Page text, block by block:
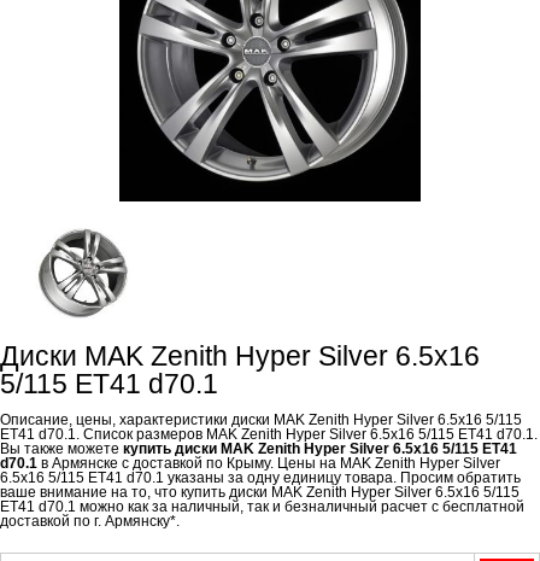
Диски MAK Zenith Hyper Silver 6.5x16
5/115 ET41 d70.1
Описание, цены, характеристики диски MAK Zenith Hyper Silver 6.5x16 5/115
ET41 d70.1. Список размеров MAK Zenith Hyper Silver 6.5x16 5/115 ET41 d70.1.
Вы также можете купить диски MAK Zenith Hyper Silver 6.5x16 5/115 ET41
d70.1 в Армянске с доставкой по Крыму. Цены на MAK Zenith Hyper Silver
6.5x16 5/115 ET41 d70.1 указаны за одну единицу товара. Просим обратить
ваше внимание на то, что купить диски MAK Zenith Hyper Silver 6.5x16 5/115
ET41 d70.1 можно как за наличный, так и безналичный расчет с бесплатной
доставкой по г. Армянску*.